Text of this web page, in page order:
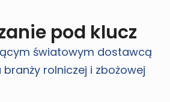
pod klucz
światowym dostawcą
rolniczej i zbożowej